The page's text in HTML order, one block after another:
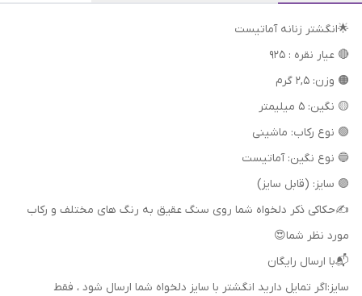
🌟انگشتر زنانه آماتیست
🔴 عیار نقره : 925
🟠 وزن: 2,5 گرم
🟡 نگین: 5 میلیمتر
🟢 نوع رکاب: ماشینی
🔵 نوع نگین: آماتیست
🟣 سایز: (قابل سایز)
✍حکاکی ذکر دلخواه شما روی سنگ عقیق به رنگ های مختلف و رکاب
مورد نظر شما😍
📬با ارسال رایگان
سایز:اگر تمایل دارید انگشتر با سایز دلخواه شما ارسال شود ، فقط